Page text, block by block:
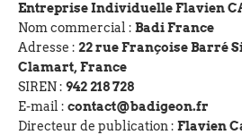
Entreprise Individuelle Flavien
Nom commercial : Badi France
Adresse : 22 rue Françoise Barré
Clamart, France
SIREN : 942 218 728
E-mail : contact@badigeon.fr
Directeur de publication : Flavien